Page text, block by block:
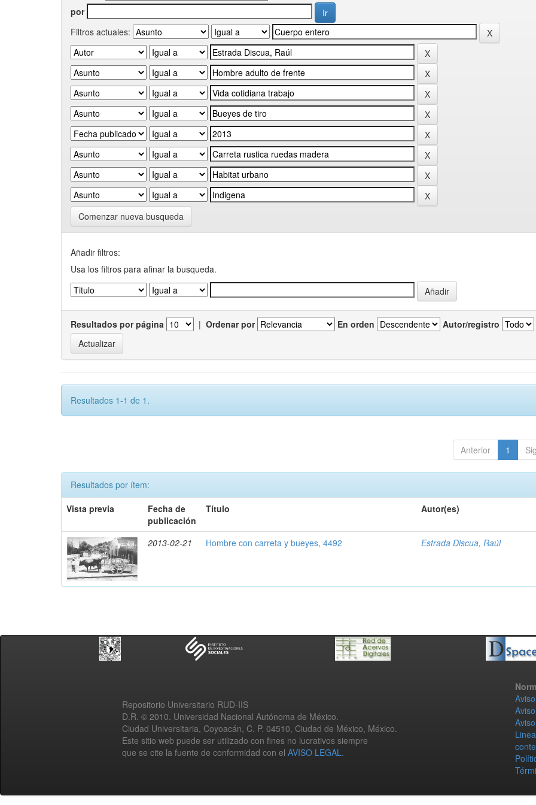
por
Filtros actuales:
Comenzar nueva busqueda
Añadir filtros:
Usa los filtros para afinar la busqueda.
Resultados por página | Ordenar por En orden Autor/registro
Resultados 1-1 de 1.
Anterior 1
Resultados por ítem:
Vista previa
Fecha de
publicación
Título Autor(es)
2013-02-21 Hombre con carreta y bueyes, 4492 Estrada Discua, Raúl
Repositorio Universitario RUD-IIS
D.R. © 2010. Universidad Nacional Autónoma de México.
Ciudad Universitaria, Coyoacán, C. P. 04510, Ciudad de México, México.
Este sitio web puede ser utilizado con fines no lucrativos siempre
que se cite la fuente de conformidad con el AVISO LEGAL.